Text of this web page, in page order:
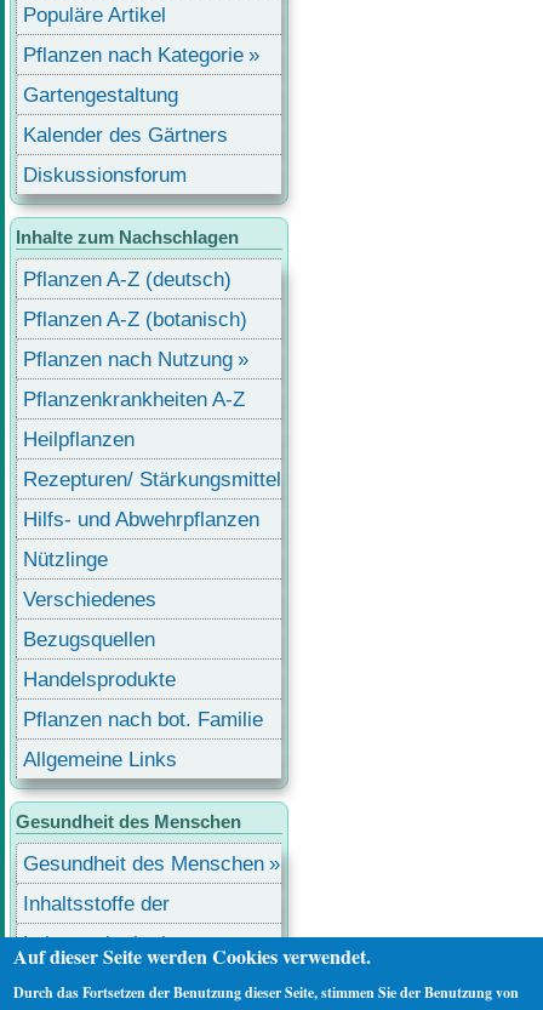
Populäre Artikel
Pflanzen nach Kategorie
Gartengestaltung
Kalender des Gärtners
Diskussionsforum
Inhalte zum Nachschlagen
Pflanzen A-Z (deutsch)
Pflanzen A-Z (botanisch)
Pflanzen nach Nutzung
Pflanzenkrankheiten A-Z
Heilpflanzen
Rezepturen/ Stärkungsmittel
Hilfs- und Abwehrpflanzen
Nützlinge
Verschiedenes
Bezugsquellen
Handelsprodukte
Pflanzen nach bot. Familie
Allgemeine Links
Gesundheit des Menschen
Gesundheit des Menschen
Inhaltsstoffe der
Lebensmittel
Lebensmittel mit
Inhaltsstoffen
Auf dieser Seite werden Cookies verwendet.
Durch das Fortsetzen der Benutzung dieser Seite, stimmen Sie der Benutzung von